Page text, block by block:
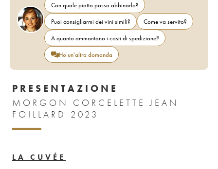
Con quale piatto posso abbinarlo?
Puoi consigliarmi dei vini simili?
Come va servito?
A quanto ammontano i costi di spedizione?
Ho un'altra domanda
PRESENTAZIONE
MORGON CORCELETTE JEAN
FOILLARD 2023
LA CUVÉE